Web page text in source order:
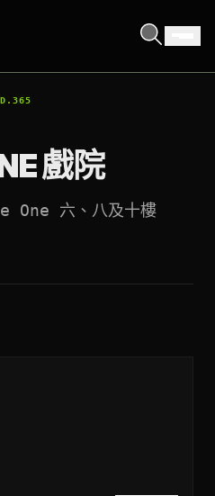
戲院
One 六、八及十樓